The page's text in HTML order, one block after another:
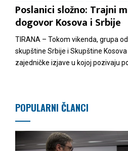
Poslanici složno: Trajni
dogovor Kosova i Srbije
TIRANA – Tokom vikenda, grupa
skupštine Srbije i Skupštine
zajedničke izjave u kojoj pozivaju
POPULARNI ČLANCI